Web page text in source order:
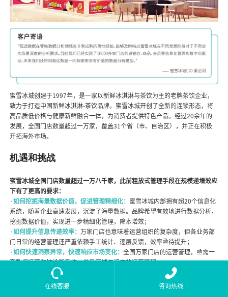
蜜雪冰城创建于1997年，是一家以新鲜冰淇淋与茶饮为主的老牌茶饮企业，
致力于打造中国新鲜冰淇淋-茶饮品牌。蜜雪冰城开创了全新的连锁形态，将
高品质低价格与健康新鲜融合一体，为消费者提供特色产品。经过20余年的
发展，全国门店数量超过一万家，覆盖31个省（市、自治区），并正在积极
开拓海外市场。
机遇和挑战
蜜雪冰城全国门店数量超过一万八千家，此前粗放式管理手段在规模递增效应
下有了更高的要求：
·如何挖掘海量数据价值，促进管理精细化： 蜜雪冰城内部拥有超20个信息化
系统，随着企业高速发展，沉淀了海量数据。品牌希望有效地进行数据分析，
挖掘数据价值，实现进一步精细化管理，降本增效；
·如何提升信息传递效率：万家门店也意味着运营组织的复杂度，但各业务部
门日常的经营管理还严重依赖手工统计、逐层反馈，效率亟待提升；
·如何快速洞察异常，快速响应市场变化：全国万家门店的运营管理，亟需一
套数据运营监控诊断系统，指导区域与门店的运营管理。
观远数据解决方案
在线客服 咨询热线